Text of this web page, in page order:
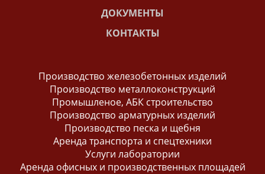
ДОКУМЕНТЫ
КОНТАКТЫ
Производство железобетонных изделий
Производство металлоконструкций
Промышленое, АБК строительство
Производство арматурных изделий
Производство песка и щебня
Аренда транспорта и спецтехники
Услуги лаборатории
Аренда офисных и производственных площадей